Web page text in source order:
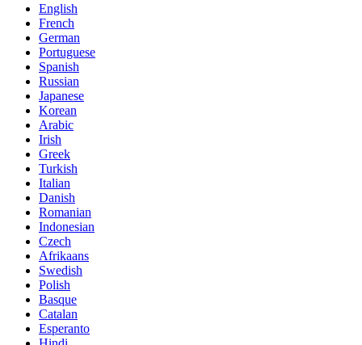
English
French
German
Portuguese
Spanish
Russian
Japanese
Korean
Arabic
Irish
Greek
Turkish
Italian
Danish
Romanian
Indonesian
Czech
Afrikaans
Swedish
Polish
Basque
Catalan
Esperanto